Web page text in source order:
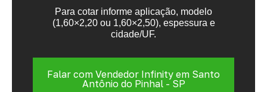
Para cotar informe aplicação, modelo
(1,60×2,20 ou 1,60×2,50), espessura e
cidade/UF.
Falar com Vendedor Infinity em Santo
Antônio do Pinhal - SP